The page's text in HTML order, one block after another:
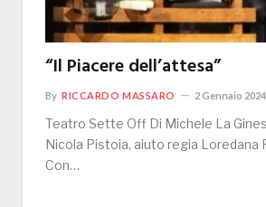
“Il Piacere dell’attesa”
By RICCARDO MASSARO 2 Gennaio 2024
Teatro Sette Off Di Michele La
Nicola Pistoia, aiuto regia Loredana
Con…